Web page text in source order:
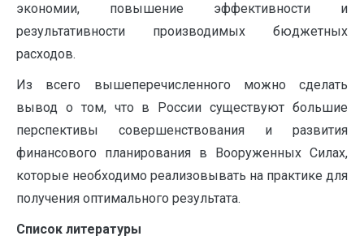
экономии, повышение эффективности и
результативности производимых бюджетных
расходов.
Из всего вышеперечисленного можно сделать
вывод о том, что в России существуют большие
перспективы совершенствования и развития
финансового планирования в Вооруженных Силах,
которые необходимо реализовывать на практике для
получения оптимального результата.
Список литературы